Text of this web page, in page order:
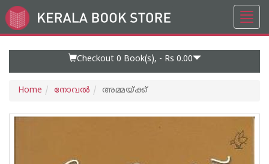
Go
to
Checkout 0 Book(s), - Rs 0.00
Home നോവല്‍ അമ്മയ്‌ക്ക്